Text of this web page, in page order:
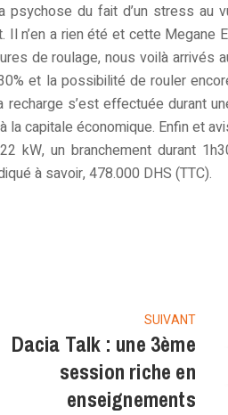
du fait d’un stress au
Il n’en a rien été et cette Megane
de roulage, nous voilà arrivés
et la possibilité de rouler
s’est effectuée durant
la capitale économique. Enfin et
kW, un branchement durant
à savoir, 478.000 DHS (TTC).
SUIVANT
Dacia Talk : une 3ème
session riche en
enseignements